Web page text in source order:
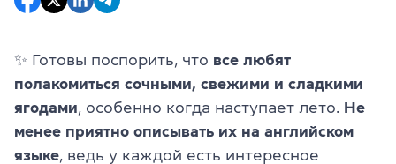
✨ Готовы поспорить, что все любят
полакомиться сочными, свежими и сладкими
ягодами , особенно когда наступает лето. Не
менее приятно описывать их на английском
языке , ведь у каждой есть интересное